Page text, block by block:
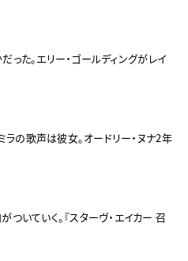
た。エリー・ゴールディングがレイ
ラの歌声は彼女。オードリー・ヌナ2年
ついていく。『スターヴ・エイカー 召